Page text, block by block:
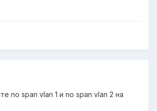
no span vlan 1 и no span vlan 2 на